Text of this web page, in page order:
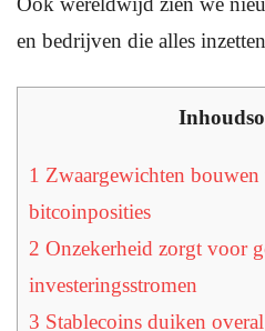
en bedrijven die alles
1 Zwaargewichten bouwen
bitcoinposities
2 Onzekerheid zorgt voor
investeringsstromen
3 Stablecoins duiken